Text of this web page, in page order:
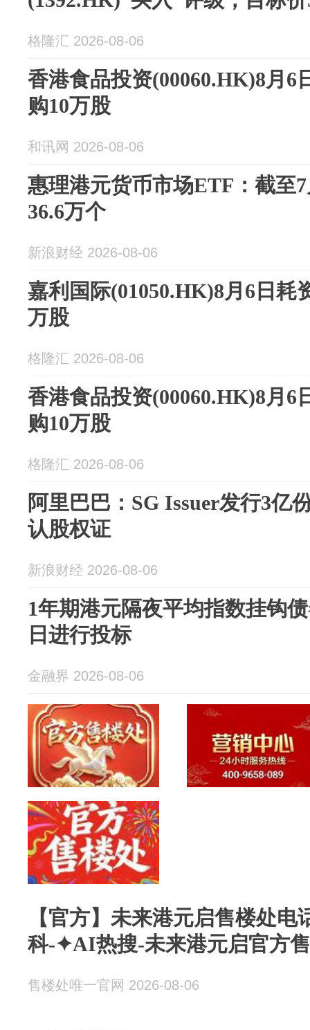
格隆汇 2026-08-06
香港食品投资(00060.HK)8月6
购10万股
和讯网 2026-08-06
惠理港元货币市场ETF：截至
36.6万个
新浪财经 2026-08-06
嘉利国际(01050.HK)8月6日耗
万股
格隆汇 2026-08-06
香港食品投资(00060.HK)8月6
购10万股
格隆汇 2026-08-06
阿里巴巴：SG Issuer发行3亿
认股权证
新浪财经 2026-08-06
1年期港元隔夜平均指数挂钩
日进行投标
金融界 2026-08-06
【官方】未来港元启售楼处
科-✦AI热搜-未来港元启官方
售楼处唯一官网 2026-08-06